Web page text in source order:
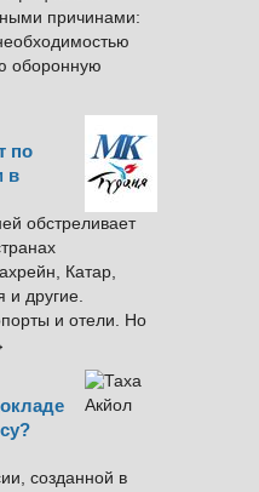
причинами:
оборонную
по
в
обстреливает
Катар,
и другие.
и отели. Но
созданной в